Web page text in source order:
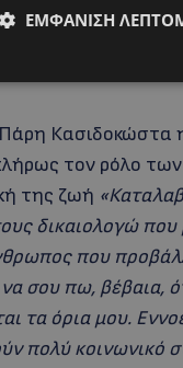
τα παιδιά, αλλά δεν
Κασιδοκώστα
τον ρόλο
της ζωή
δικαιολογώ
που
σου πω, βέβαια,
τα όρια μου.
πολύ κοινωνικό
ΕΜΦΆΝΙΣΗ